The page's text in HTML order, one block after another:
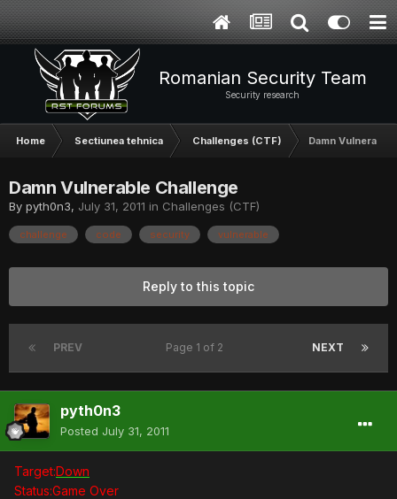
Romanian Security Team
Security research
Home Sectiunea tehnica Challenges (CTF) Damn Vulnerable
Damn Vulnerable Challenge
By pyth0n3, July 31, 2011 in Challenges (CTF)
challenge code security vulnerable
Reply to this topic
PREV NEXT
Page 1 of 2
pyth0n3
Posted July 31, 2011
Target:Down
Status:Game Over